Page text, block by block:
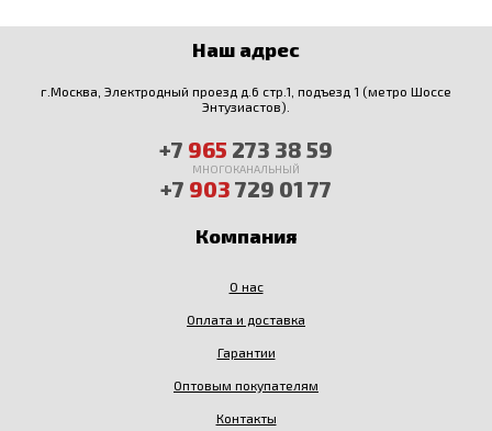
Наш адрес
г.Москва, Электродный проезд д.6 стр.1, подъезд 1 (метро Шоссе
Энтузиастов).
+7 965 273 38 59
МНОГОКАНАЛЬНЫЙ
+7 903 729 01 77
Компания
О нас
Оплата и доставка
Гарантии
Оптовым покупателям
Контакты